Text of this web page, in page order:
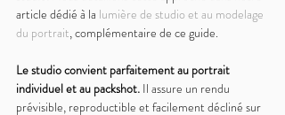
article dédié à la lumière de studio et au modelage
du portrait, complémentaire de ce guide.
Le studio convient parfaitement au portrait
individuel et au packshot. Il assure un rendu
prévisible, reproductible et facilement décliné sur